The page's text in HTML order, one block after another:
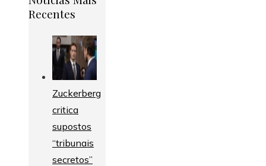
Recentes
Zuckerberg
critica
supostos
“tribunais
secretos”